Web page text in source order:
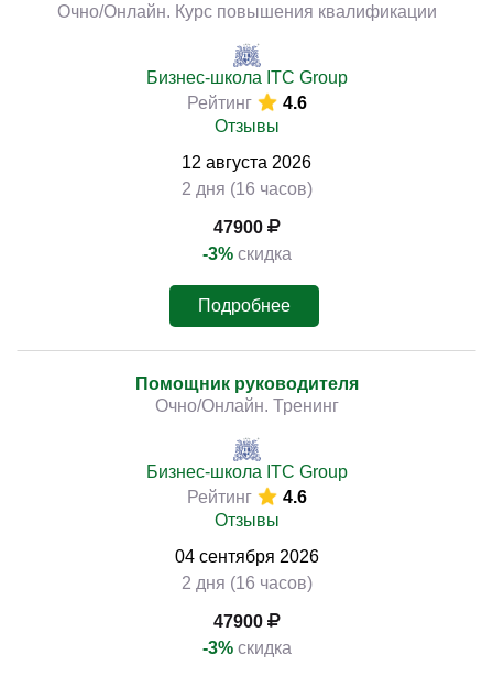
Очно/Онлайн. Курс повышения квалификации
Бизнес-школа ITC Group
Рейтинг
4.6
Отзывы
12 августа 2026
2 дня (16 часов)
47900
-3% скидка
Подробнее
Помощник руководителя
Очно/Онлайн. Тренинг
Бизнес-школа ITC Group
Рейтинг
4.6
Отзывы
04 сентября 2026
2 дня (16 часов)
47900
-3% скидка